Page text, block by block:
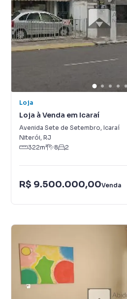
Loja
Loja à Venda em Icaraí
Avenida Sete de Setembro, Icaraí
Niterói, RJ
322m² 8 2
R$ 9.500.000,00Venda